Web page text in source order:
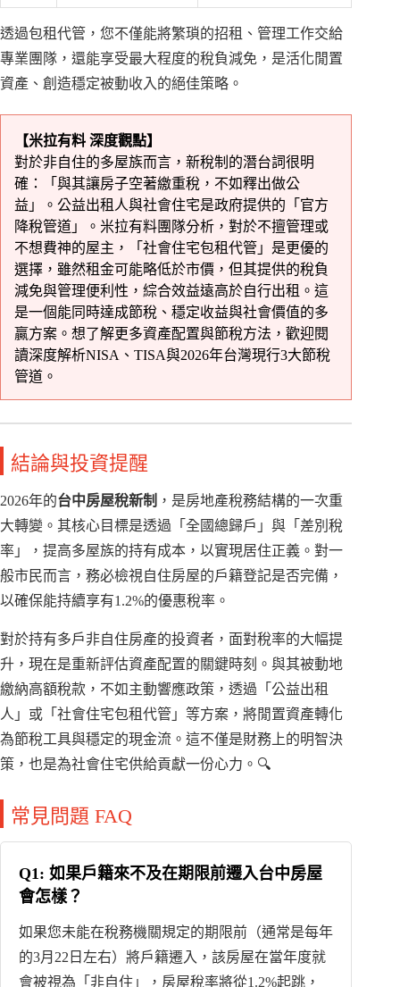
透過包租代管，您不僅能將繁瑣的招租、管理工作交給
專業團隊，還能享受最大程度的稅負減免，是活化閒置
資產、創造穩定被動收入的絕佳策略。
【米拉有料 深度觀點】
對於非自住的多屋族而言，新稅制的潛台詞很明
確：「與其讓房子空著繳重稅，不如釋出做公
益」。公益出租人與社會住宅是政府提供的「官方
降稅管道」。米拉有料團隊分析，對於不擅管理或
不想費神的屋主，「社會住宅包租代管」是更優的
選擇，雖然租金可能略低於市價，但其提供的稅負
減免與管理便利性，綜合效益遠高於自行出租。這
是一個能同時達成節稅、穩定收益與社會價值的多
贏方案。想了解更多資產配置與節稅方法，歡迎閱
讀深度解析NISA、TISA與2026年台灣現行3大節稅
管道 。
結論與投資提醒
2026年的台中房屋稅新制 ，是房地產稅務結構的一次重
大轉變。其核心目標是透過「全國總歸戶」與「差別稅
率」，提高多屋族的持有成本，以實現居住正義。對一
般市民而言，務必檢視自住房屋的戶籍登記是否完備，
以確保能持續享有1.2%的優惠稅率。
對於持有多戶非自住房產的投資者，面對稅率的大幅提
升，現在是重新評估資產配置的關鍵時刻。與其被動地
繳納高額稅款，不如主動響應政策，透過「公益出租
人」或「社會住宅包租代管」等方案，將閒置資產轉化
為節稅工具與穩定的現金流。這不僅是財務上的明智決
策，也是為社會住宅供給貢獻一份心力。🔍
常見問題 FAQ
Q1: 如果戶籍來不及在期限前遷入台中房屋
會怎樣？
如果您未能在稅務機關規定的期限前（通常是每年
的3月22日左右）將戶籍遷入，該房屋在當年度就
會被視為「非自住」，房屋稅率將從1.2%起跳，